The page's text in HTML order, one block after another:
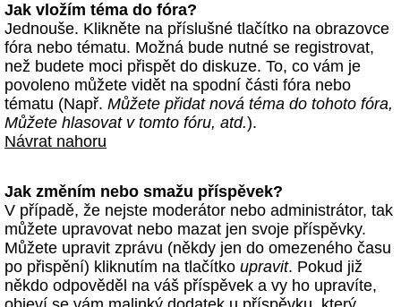
Jak vložím téma do fóra?
Jednouše. Klikněte na příslušné tlačítko na obrazovce
fóra nebo tématu. Možná bude nutné se registrovat,
než budete moci přispět do diskuze. To, co vám je
povoleno můžete vidět na spodní části fóra nebo
tématu (Např. Můžete přidat nová téma do tohoto fóra,
Můžete hlasovat v tomto fóru, atd.).
Návrat nahoru
Jak změním nebo smažu příspěvek?
V případě, že nejste moderátor nebo administrátor, tak
můžete upravovat nebo mazat jen svoje příspěvky.
Můžete upravit zprávu (někdy jen do omezeného času
po přispění) kliknutím na tlačítko upravit. Pokud již
někdo odpověděl na váš příspěvek a vy ho upravíte,